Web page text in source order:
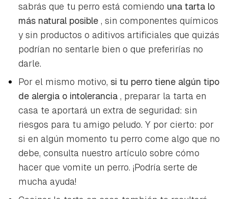
iniciar sesión con tu cuenta de Hogarmanía.
INICIAR SESIÓN CANCELAR
sabrás que tu perro está comiendo una tarta lo
más natural posible , sin componentes químicos
y sin productos o aditivos artificiales que quizás
podrían no sentarle bien o que preferirías no
darle.
Por el mismo motivo, si tu perro tiene algún tipo
de alergia o intolerancia , preparar la tarta en
casa te aportará un extra de seguridad: sin
riesgos para tu amigo peludo. Y por cierto: por
si en algún momento tu perro come algo que no
debe, consulta nuestro artículo sobre cómo
hacer que vomite un perro. ¡Podría serte de
mucha ayuda!
ACEPTAR